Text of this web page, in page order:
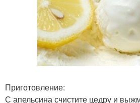
Приготовление:
С апельсина счистите цедру и